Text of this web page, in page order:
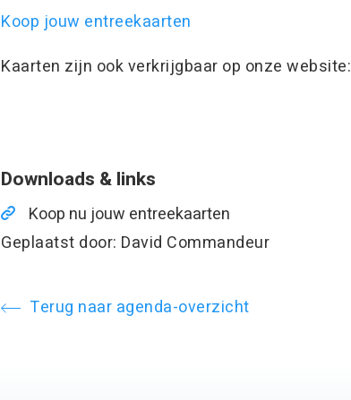
Koop jouw entreekaarten
Kaarten zijn ook verkrijgbaar op onze website: ​
Downloads & links
Koop nu jouw entreekaarten
Geplaatst door: David Commandeur
Terug naar agenda-overzicht